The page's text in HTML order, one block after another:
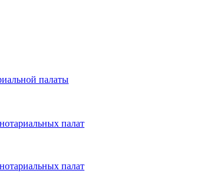
палаты
палат
палат